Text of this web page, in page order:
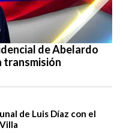
de Abelardo
transmisión
de Luis Díaz con el